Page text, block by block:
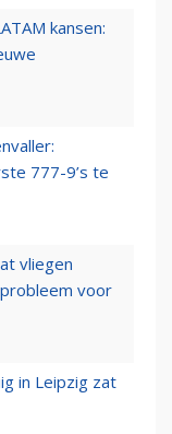
kansen:
777-9’s te
vliegen
voor
in Leipzig zat